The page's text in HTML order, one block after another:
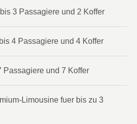
3 Passagiere und 2 Koffer
4 Passagiere und 4 Koffer
Passagiere und 7 Koffer
Limousine fuer bis zu 3